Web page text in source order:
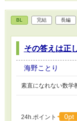
BL 完結 長編
その答えは正
海野ことり
素直になれない数学
24h.ポイント 0pt